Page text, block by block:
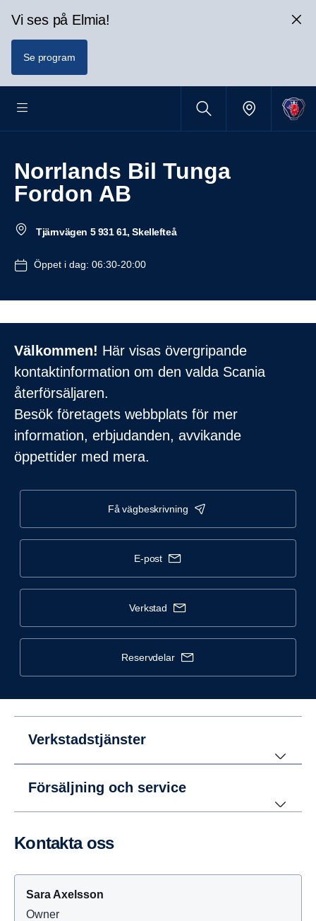
Vi ses på Elmia!
Se program
Norrlands Bil Tunga
Fordon AB
Tjärnvägen 5 931 61, Skellefteå
Öppet i dag: 06:30-20:00
Välkommen! Här visas övergripande
kontaktinformation om den valda Scania
återförsäljaren.
Besök företagets webbplats för mer
information, erbjudanden, avvikande
öppettider med mera.
få vägbeskrivning
e-post
verkstad
reservdelar
Verkstadstjänster
Försäljning och service
Kontakta oss
Sara Axelsson
Owner